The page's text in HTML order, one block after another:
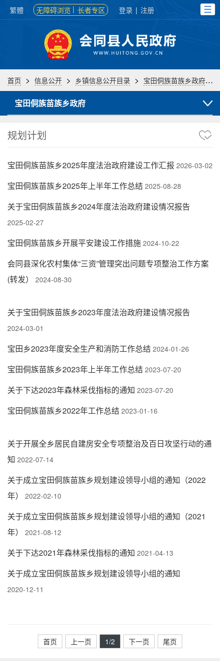
繁體 无障碍浏览 长者专区 登录 | 注册
首页 > 信息公开 > 乡镇信息公开目录 > 宝田侗族苗族乡政府 >
宝田侗族苗族乡政府
规划计划
宝田侗族苗族乡2025年度法治政府建设工作汇报 2026-03-02
宝田侗族苗族乡2025年上半年工作总结 2025-08-28
关于宝田侗族苗族乡2024年度法治政府建设情况报告
2025-02-27
宝田侗族苗族乡开展平安建设工作措施 2024-10-22
会同县深化农村集体“三资”管理突出问题专项整治工作方案
(转发）
2024-08-30
关于宝田侗族苗族乡2023年度法治政府建设情况报告
2024-03-01
宝田乡2023年度安全生产和消防工作总结 2024-01-26
宝田侗族苗族乡2023年上半年工作总结 2023-07-20
关于下达2023年森林采伐指标的通知 2023-07-20
宝田侗族苗族乡2022年工作总结 2023-01-16
关于开展全乡居民自建房安全专项整治及百日攻坚行动的通
知 2022-07-14
关于成立宝田侗族苗族乡规划建设领导小组的通知（2022
年）
2022-02-10
关于成立宝田侗族苗族乡规划建设领导小组的通知（2021
年）
2021-08-12
关于下达2021年森林采伐指标的通知 2021-04-13
关于成立宝田侗族苗族乡规划建设领导小组的通知
2020-12-11
首页 上一页 1/2 下一页 尾页